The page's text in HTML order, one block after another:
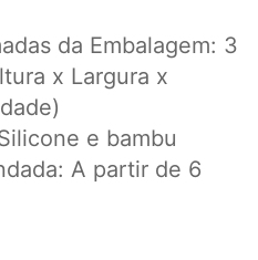
da Embalagem: 3
x Largura x
e bambu
A partir de 6